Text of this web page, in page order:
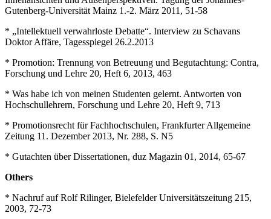
Gutenberg-Universität Mainz 1.-2. März 2011, 51-58
* „Intellektuell verwahrloste Debatte“. Interview zu Schavans
Doktor Affäre, Tagesspiegel 26.2.2013
* Promotion: Trennung von Betreuung und Begutachtung: Contra,
Forschung und Lehre 20, Heft 6, 2013, 463
* Was habe ich von meinen Studenten gelernt. Antworten von
Hochschullehrern, Forschung und Lehre 20, Heft 9, 713
* Promotionsrecht für Fachhochschulen, Frankfurter Allgemeine
Zeitung 11. Dezember 2013, Nr. 288, S. N5
* Gutachten über Dissertationen, duz Magazin 01, 2014, 65-67
Others
* Nachruf auf Rolf Rilinger, Bielefelder Universitätszeitung 215,
2003, 72-73